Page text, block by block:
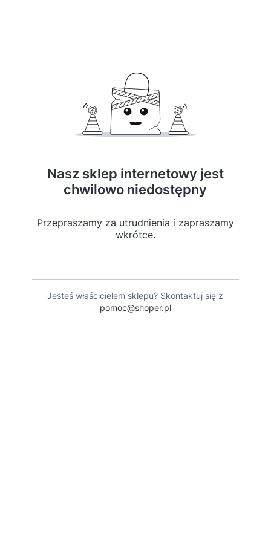
Nasz sklep internetowy jest
chwilowo niedostępny
Przepraszamy za utrudnienia i zapraszamy
wkrótce.
Jesteś właścicielem sklepu? Skontaktuj się z
pomoc@shoper.pl